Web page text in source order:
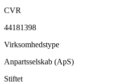
CVR
44181398
Virksomhedstype
Anpartsselskab (ApS)
Stiftet